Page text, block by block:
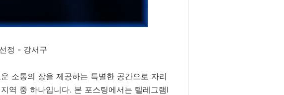
정 - 강서구
소통의 장을 제공하는 특별한 공간으로 자리
역 중 하나입니다. 본 포스팅에서는 텔레그램I